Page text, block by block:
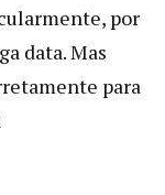
por
data. Mas
para